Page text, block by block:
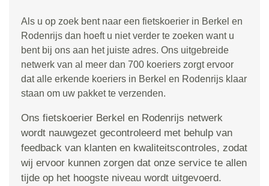
Als u op zoek bent naar een fietskoerier in Berkel en
Rodenrijs dan hoeft u niet verder te zoeken want u
bent bij ons aan het juiste adres. Ons uitgebreide
netwerk van al meer dan 700 koeriers zorgt ervoor
dat alle erkende koeriers in Berkel en Rodenrijs klaar
staan om uw pakket te verzenden.
Ons fietskoerier Berkel en Rodenrijs netwerk
wordt nauwgezet gecontroleerd met behulp van
feedback van klanten en kwaliteitscontroles, zodat
wij ervoor kunnen zorgen dat onze service te allen
tijde op het hoogste niveau wordt uitgevoerd.